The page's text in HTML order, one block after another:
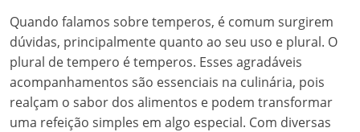
Quando falamos sobre temperos, é comum surgirem
dúvidas, principalmente quanto ao seu uso e plural. O
plural de tempero é temperos. Esses agradáveis
acompanhamentos são essenciais na culinária, pois
realçam o sabor dos alimentos e podem transformar
uma refeição simples em algo especial. Com diversas